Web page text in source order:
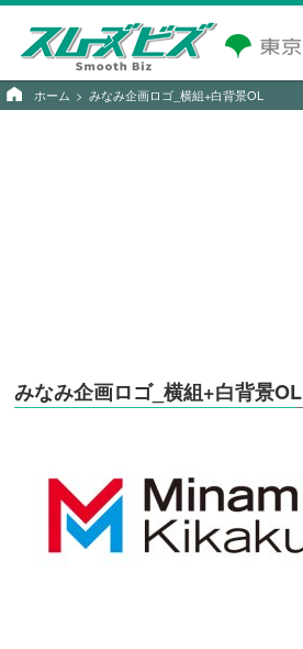
ホーム みなみ企画ロゴ_横組+白背景OL
みなみ企画ロゴ_横組+白背景OL